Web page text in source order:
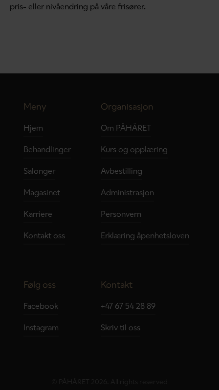
pris- eller nivåendring på våre frisører.
Meny
Hjem
Behandlinger
Salonger
Magasinet
Karriere
Kontakt oss
Organisasjon
Om PÅHÅRET
Kurs og opplæring
Avbestilling
Administrasjon
Personvern
Erklæring åpenhetsloven
Følg oss
Facebook
Instagram
Kontakt
+47 67 54 28 89
Skriv til oss